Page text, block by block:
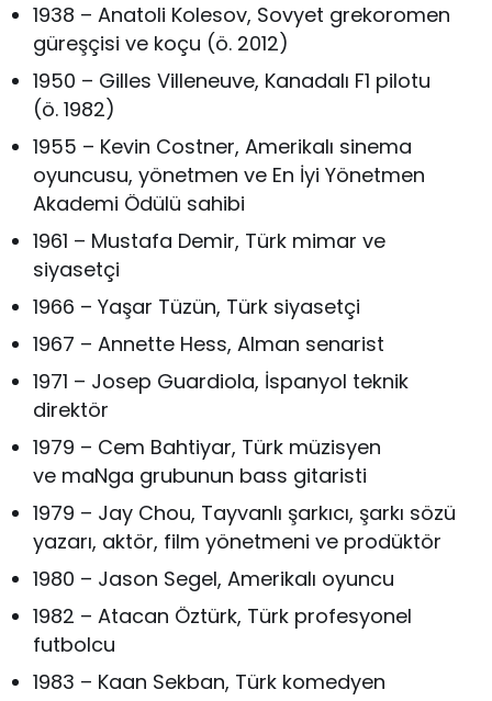
1938 – Anatoli Kolesov, Sovyet grekoromen
güreşçisi ve koçu (ö. 2012)
1950 – Gilles Villeneuve, Kanadalı F1 pilotu
(ö. 1982)
1955 – Kevin Costner, Amerikalı sinema
oyuncusu, yönetmen ve En İyi Yönetmen
Akademi Ödülü sahibi
1961 – Mustafa Demir, Türk mimar ve
siyasetçi
1966 – Yaşar Tüzün, Türk siyasetçi
1967 – Annette Hess, Alman senarist
1971 – Josep Guardiola, İspanyol teknik
direktör
1979 – Cem Bahtiyar, Türk müzisyen
ve maNga grubunun bass gitaristi
1979 – Jay Chou, Tayvanlı şarkıcı, şarkı sözü
yazarı, aktör, film yönetmeni ve prodüktör
1980 – Jason Segel, Amerikalı oyuncu
1982 – Atacan Öztürk, Türk profesyonel
futbolcu
1983 – Kaan Sekban, Türk komedyen